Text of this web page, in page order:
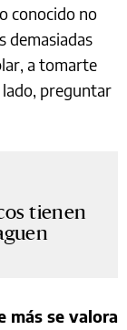
conocido no
demasiadas
a tomarte
lado, preguntar
tienen
más se valora